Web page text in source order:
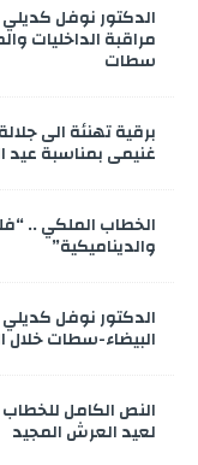
مراقبة الداخليات
سطات
برقية تهنئة الى
غنيمي بمناسبة عيد
الخطاب الملكي ..
والديناميكية”
البيضاء-سطات خلال
لعيد العرش المجيد